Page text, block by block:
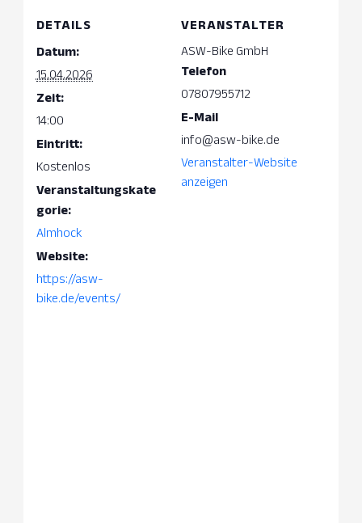
DETAILS
Datum:
15.04.2026
Zeit:
14:00
Eintritt:
Kostenlos
Veranstaltungskate
gorie:
Almhock
Website:
https://asw-
bike.de/events/
VERANSTALTER
ASW-Bike GmbH
Telefon
07807955712
E-Mail
info@asw-bike.de
Veranstalter-Website
anzeigen